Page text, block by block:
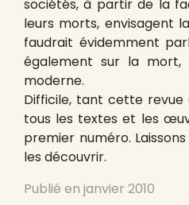
sociétés, à partir de la
leurs morts, envisagent
faudrait évidemment
également sur la mort,
moderne.
Difficile, tant cette
tous les textes et les
premier numéro.
les découvrir.
Publié en janvier 2010